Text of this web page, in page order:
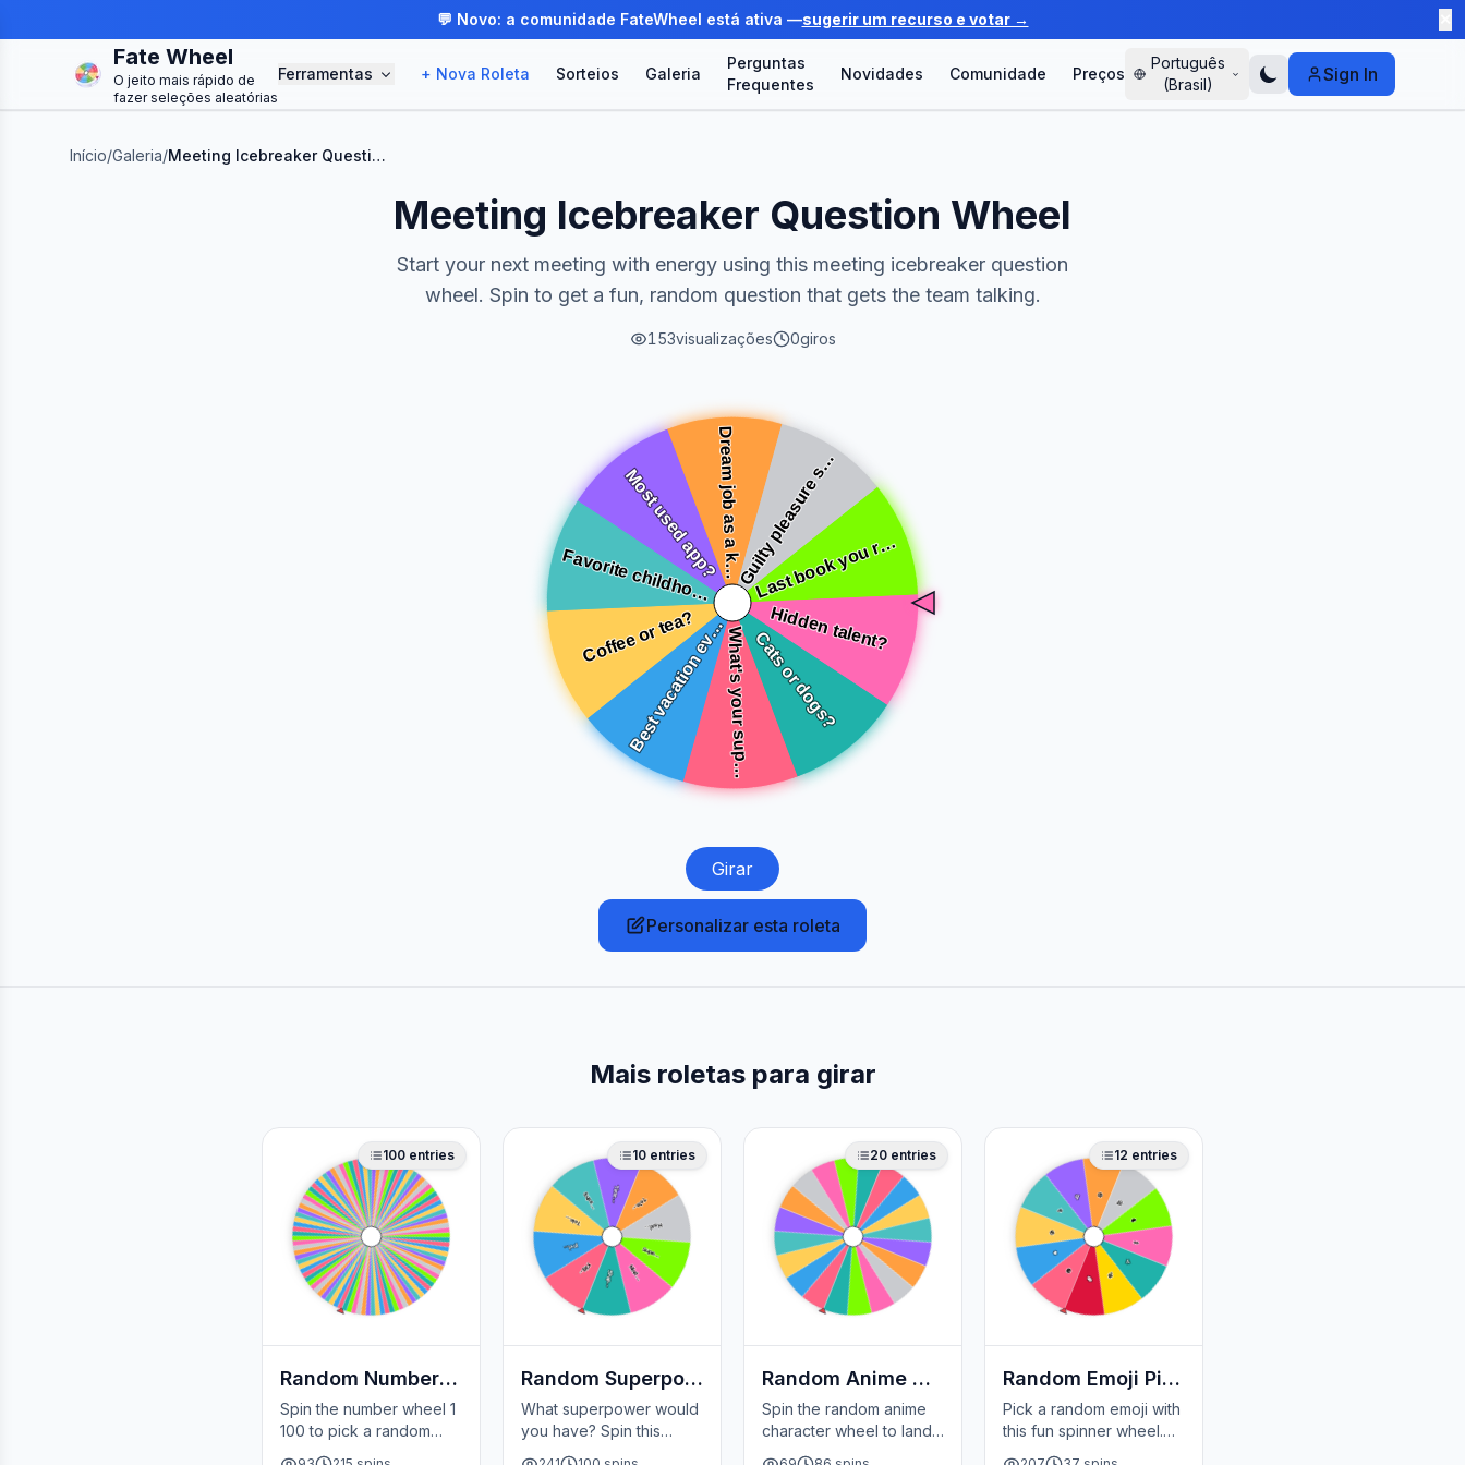
💬 Novo: a comunidade FateWheel está ativa —sugerir um recurso e votar →
Fate Wheel
O jeito mais rápido de
fazer seleções aleatórias
Ferramentas + Nova Roleta Sorteios Galeria
Perguntas
Frequentes
Novidades Comunidade Preços
Português
(Brasil)
Sign In
Início/Galeria/ Meeting Icebreaker Question Wheel
Meeting Icebreaker Question Wheel
Start your next meeting with energy using this meeting icebreaker question
wheel. Spin to get a fun, random question that gets the team talking.
153visualizações 0giros
Girar
Personalizar esta roleta
Mais roletas para girar
100 entries
Random Number Wheel 1 to 100
Spin the number wheel 1
100 to pick a random
whole number between 1
Flig…
Invi…
Tele…
Supe… Time…
Tele…
Heal…
Supe…
Mind…
Shap…
10 entries
Random Superpower Picker Wheel
What superpower would
you have? Spin this
random superpower
20 entries
Random Anime Character Wheel
Spin the random anime
character wheel to land
on a fan-favorite from
😂
🔥
💀
🎉
🥳 😎
🤔
❤️
👀
✨
🚀
🌈
12 entries
Random Emoji Picker Wheel
Pick a random emoji with
this fun spinner wheel.
Great for creative